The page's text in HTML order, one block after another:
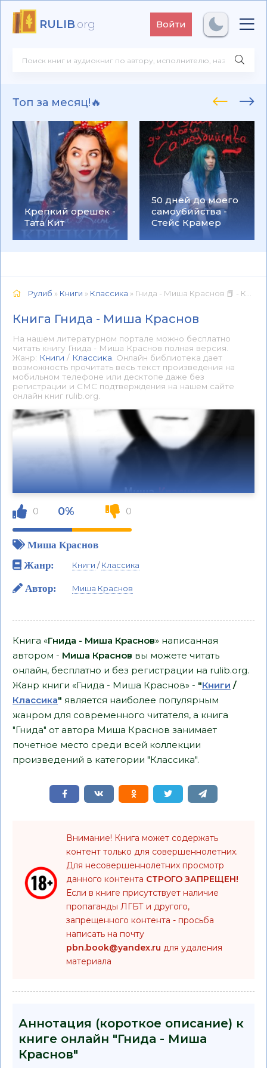
RULIB.org Войти
Топ за месяц!🔥
Крепкий орешек -
Тата Кит
50 дней до моего
самоубийства -
Стейс Крамер
Рулиб » Книги » Классика » Гнида - Миша Краснов 📕 - Книга онлайн бесплатно
Книга Гнида - Миша Краснов
На нашем литературном портале можно бесплатно
читать книгу Гнида - Миша Краснов полная версия.
Жанр: Книги / Классика . Онлайн библиотека дает
возможность прочитать весь текст произведения на
мобильном телефоне или десктопе даже без
регистрации и СМС подтверждения на нашем сайте
онлайн книг rulib.org.
0 0% 0
Миша Краснов
Жанр:
Книги /Классика
Автор: Миша Краснов
Книга «Гнида - Миша Краснов» написанная
автором - Миша Краснов вы можете читать
онлайн, бесплатно и без регистрации на rulib.org.
Жанр книги «Гнида - Миша Краснов» - "Книги /
Классика" является наиболее популярным
жанром для современного читателя, а книга
"Гнида" от автора Миша Краснов занимает
почетное место среди всей коллекции
произведений в категории "Классика".
Внимание! Книга может содержать
контент только для совершеннолетних.
Для несовершеннолетних просмотр
данного контента СТРОГО ЗАПРЕЩЕН!
Если в книге присутствует наличие
пропаганды ЛГБТ и другого,
запрещенного контента - просьба
написать на почту
pbn.book@yandex.ru для удаления
материала
Аннотация (короткое описание) к
книге онлайн "Гнида - Миша
Краснов"